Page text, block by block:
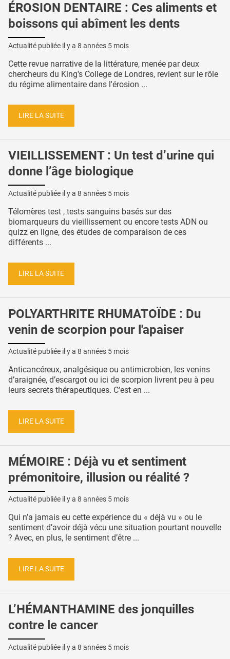
ÉROSION DENTAIRE : Ces aliments et
boissons qui abîment les dents
Actualité publiée il y a 8 années 5 mois
Cette revue narrative de la littérature, menée par deux
chercheurs du King's College de Londres, revient sur le rôle
du régime alimentaire dans l'érosion ...
LIRE LA SUITE
VIEILLISSEMENT : Un test d’urine qui
donne l’âge biologique
Actualité publiée il y a 8 années 5 mois
Télomères test , tests sanguins basés sur des
biomarqueurs du vieillissement ou encore tests ADN ou
quizz en ligne, des études de comparaison de ces
différents ...
LIRE LA SUITE
POLYARTHRITE RHUMATOÏDE : Du
venin de scorpion pour l'apaiser
Actualité publiée il y a 8 années 5 mois
Anticancéreux, analgésique ou antimicrobien, les venins
d’araignée, d’escargot ou ici de scorpion livrent peu à peu
leurs secrets thérapeutiques. C’est en ...
LIRE LA SUITE
MÉMOIRE : Déjà vu et sentiment
prémonitoire, illusion ou réalité ?
Actualité publiée il y a 8 années 5 mois
Qui n’a jamais eu cette expérience du « déjà vu » ou le
sentiment d’avoir déjà vécu une situation pourtant nouvelle
? Avec, en plus, le sentiment d’être ...
LIRE LA SUITE
L’HÉMANTHAMINE des jonquilles
contre le cancer
Actualité publiée il y a 8 années 5 mois